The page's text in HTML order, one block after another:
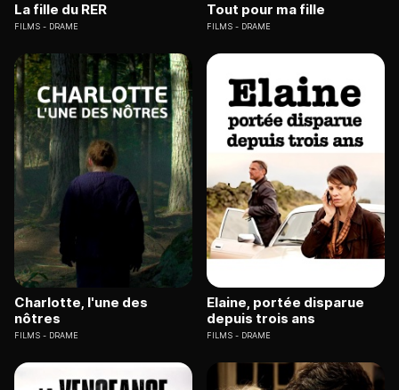
La fille du RER
FILMS DRAME
Tout pour ma fille
FILMS DRAME
Charlotte, l'une des
nôtres
FILMS DRAME
Elaine, portée disparue
depuis trois ans
FILMS DRAME